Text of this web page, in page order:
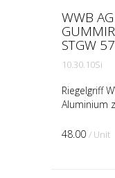
WWB
STGW
10.30.10Si
Riegelgriff
Aluminium
48.00 / Unit